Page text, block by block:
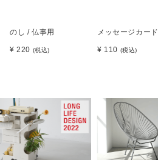
のし / 仏事用
¥ 220 (税込)
メッセージカード
¥ 110 (税込)